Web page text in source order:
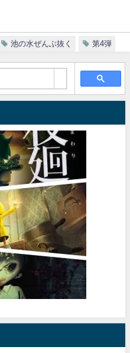
池の水ぜんぶ抜く 第4弾